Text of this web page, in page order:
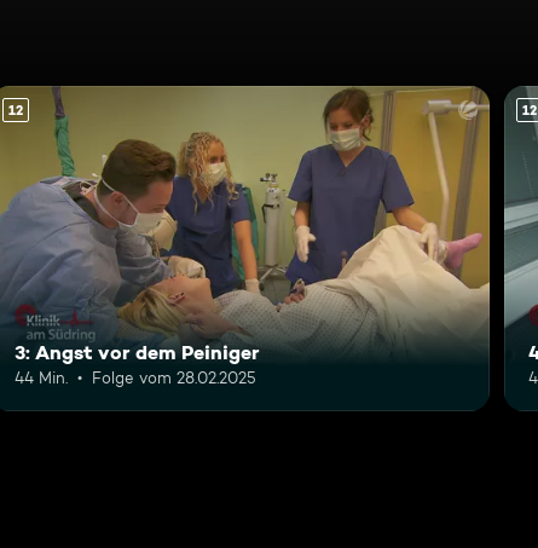
12
3: Angst vor dem Peiniger
44 Min. Folge vom 28.02.2025
12